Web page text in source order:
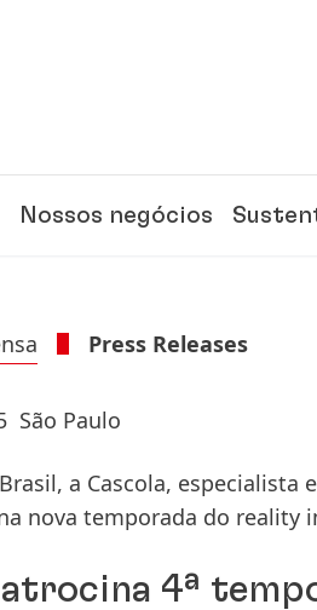
Nossos negócios
Press Releases
São Paulo
a Cascola,
nova temporada do reality
4ª